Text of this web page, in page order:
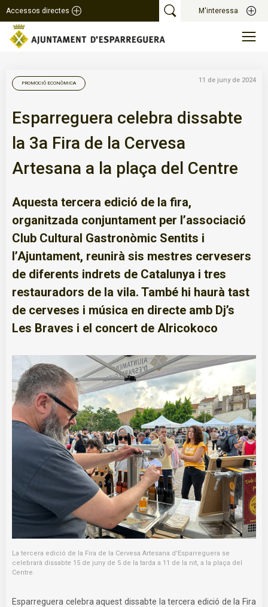
Accessos directes M'interessa
PROMOCIÓ ECONÒMICA 11 de juny de 2024
Esparreguera celebra dissabte
la 3a Fira de la Cervesa
Artesana a la plaça del Centre
Aquesta tercera edició de la fira,
organitzada conjuntament per l’associació
Club Cultural Gastronòmic Sentits i
l’Ajuntament, reunirà sis mestres cervesers
de diferents indrets de Catalunya i tres
restauradors de la vila. També hi haurà tast
de cerveses i música en directe amb Dj’s
Les Braves i el concert de Alricokoco
La tercera edició de la Fira de la Cervesa Artesana d'Esparreguera se
celebrarà dissabte 15 de juny de 5 de la tarda a 11 de la nit, a la plaça del
Centre.
Esparreguera celebra aquest dissabte la tercera edició de la Fira